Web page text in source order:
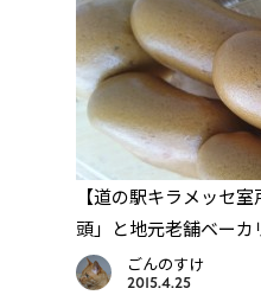
【道の駅キラメッセ
頭」と地元老舗ベー
ごんのすけ
2015.4.25